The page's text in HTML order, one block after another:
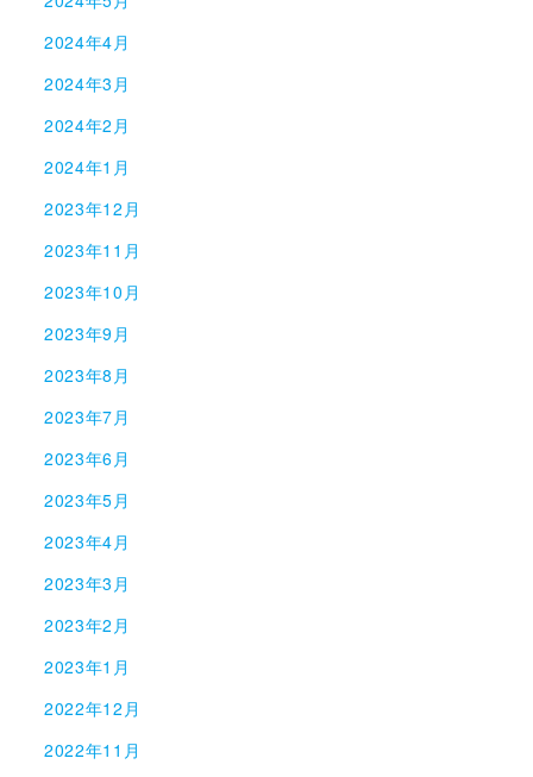
2024年4月
2024年3月
2024年2月
2024年1月
2023年12月
2023年11月
2023年10月
2023年9月
2023年8月
2023年7月
2023年6月
2023年5月
2023年4月
2023年3月
2023年2月
2023年1月
2022年12月
2022年11月